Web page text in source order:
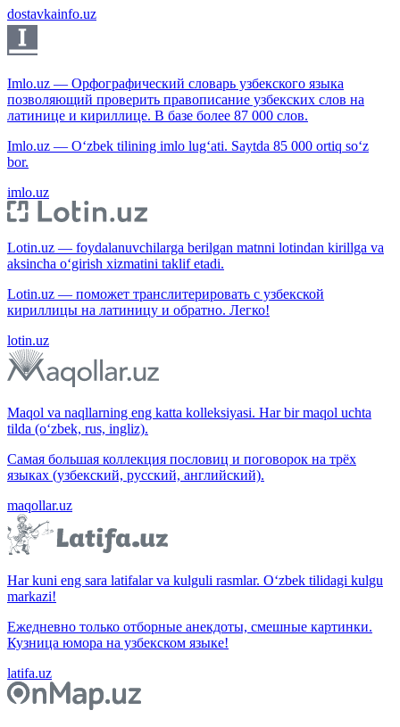
dostavkainfo.uz
Imlo.uz — Орфографический словарь узбекского языка
позволяющий проверить правописание узбекских слов на
латинице и кириллице. В базе более 87 000 слов.
Imlo.uz — O‘zbek tilining imlo lug‘ati. Saytda 85 000 ortiq so‘z
bor.
imlo.uz
Lotin.uz — foydalanuvchilarga berilgan matnni lotindan kirillga va
aksincha o‘girish xizmatini taklif etadi.
Lotin.uz — поможет транслитерировать с узбекской
кириллицы на латиницу и обратно. Легко!
lotin.uz
Maqol va naqllarning eng katta kolleksiyasi. Har bir maqol uchta
tilda (o‘zbek, rus, ingliz).
Самая большая коллекция пословиц и поговорок на трёх
языках (узбекский, русский, английский).
maqollar.uz
Har kuni eng sara latifalar va kulguli rasmlar. O‘zbek tilidagi kulgu
markazi!
Ежедневно только отборные анекдоты, смешные картинки.
Кузница юмора на узбекском языке!
latifa.uz